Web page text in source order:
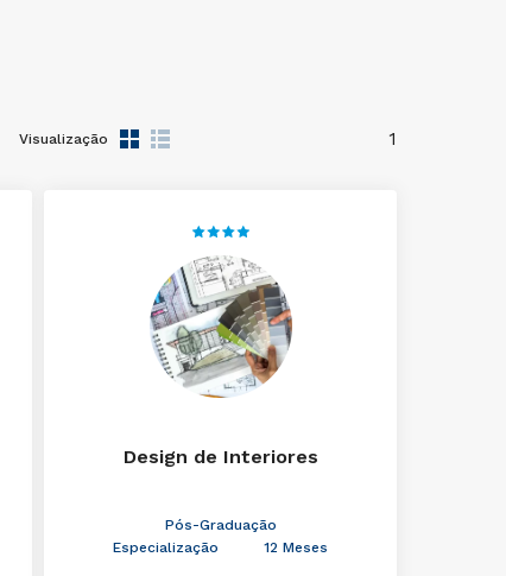
Visualização 1
Design de Interiores
Pós-Graduação
Especialização
12 Meses